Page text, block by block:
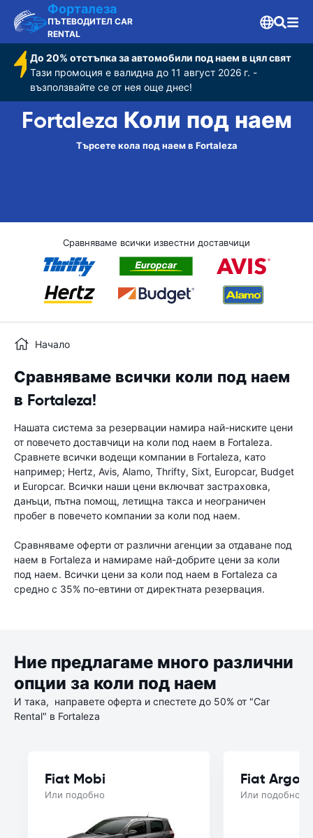
Форталеза
ПЪТЕВОДИТЕЛ CAR
RENTAL
До 20% отстъпка за автомобили под наем в цял свят
Тази промоция е валидна до 11 август 2026 г. -
възползвайте се от нея още днес!
Fortaleza Коли под наем
Търсете кола под наем в Fortaleza
Сравняваме всички известни доставчици
Начало
Сравняваме всички коли под наем
в Fortaleza!
Нашата система за резервации намира най-ниските цени
от повечето доставчици на коли под наем в Fortaleza.
Сравнете всички водещи компании в Fortaleza, като
например; Hertz, Avis, Alamo, Thrifty, Sixt, Europcar, Budget
и Europcar. Всички наши цени включват застраховка,
данъци, пътна помощ, летищна такса и неограничен
пробег в повечето компании за коли под наем.
Сравняваме оферти от различни агенции за отдаване под
наем в Fortaleza и намираме най-добрите цени за коли
под наем. Всички цени за коли под наем в Fortaleza са
средно с 35% по-евтини от директната резервация.
Ние предлагаме много различни
опции за коли под наем
И така, направете оферта и спестете до 50% от "Car
Rental" в Fortaleza
Fiat Mobi
Или подобно
Fiat Argo
Или подобно